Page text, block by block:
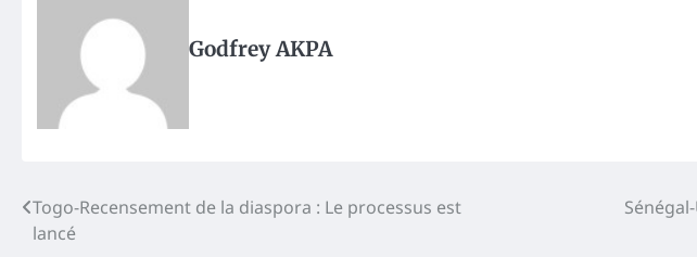
Godfrey AKPA
Post
Togo-Recensement de la diaspora : Le processus est
lancé